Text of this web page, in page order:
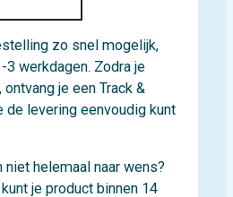
zo snel mogelijk,
3 werkdagen. Zodra je
je een Track &
de levering eenvoudig kunt
niet helemaal naar wens?
je product binnen 14